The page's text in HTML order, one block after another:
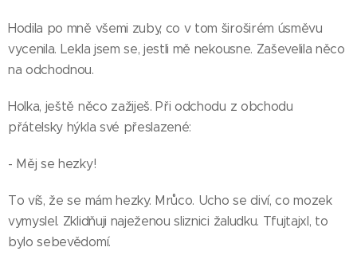
Hodila po mně všemi zuby, co v tom široširém úsměvu
vycenila. Lekla jsem se, jestli mě nekousne. Zaševelila něco
na odchodnou.
Holka, ještě něco zažiješ. Při odchodu z obchodu
přátelsky hýkla své přeslazené:
- Měj se hezky!
To víš, že se mám hezky. Mrůco. Ucho se diví, co mozek
vymyslel. Zklidňuji naježenou sliznici žaludku. Tfujtajxl, to
bylo sebevědomí.